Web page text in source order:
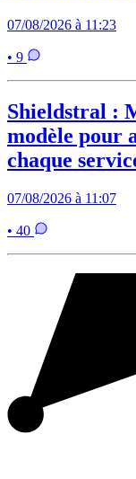
07/08/2026 à 11:23
• 9
Shieldstral :
modèle pour
chaque
07/08/2026 à 11:07
• 40